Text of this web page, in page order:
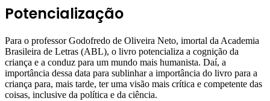
Potencialização
Para o professor Godofredo de Oliveira Neto, imortal da Academia
Brasileira de Letras (ABL), o livro potencializa a cognição da
criança e a conduz para um mundo mais humanista. Daí, a
importância dessa data para sublinhar a importância do livro para a
criança para, mais tarde, ter uma visão mais crítica e competente das
coisas, inclusive da política e da ciência.